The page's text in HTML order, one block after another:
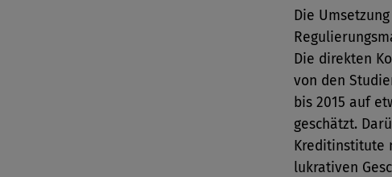
Die
Die direkten
von den
bis 2015 auf
geschätzt.
Kreditinstitute
lukrativen